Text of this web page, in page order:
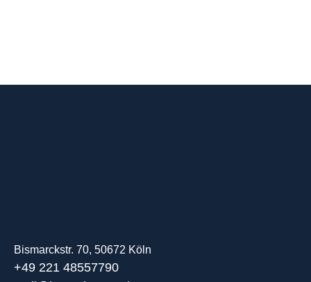
Bismarckstr. 70, 50672 Köln
+49 221 48557790